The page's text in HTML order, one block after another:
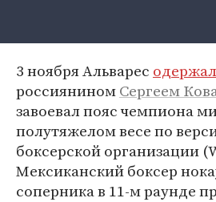
3 ноября Альварес
россияниномСергеем
завоевал пояс чемпиона
полутяжелом весе по
боксерской организации
Мексиканский боксер
соперника в 11-м раунде